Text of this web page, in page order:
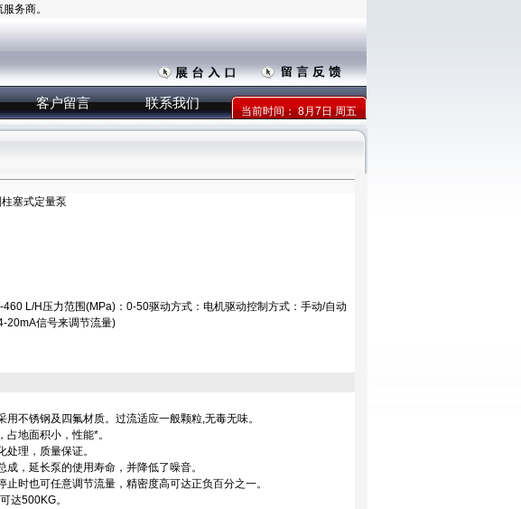
务商。
客户留言 联系我们
当前时间：8月7日 周五
塞式定量泵
460 L/H压力范围(MPa)：0-50驱动方式：电机驱动控制方式：手动/自动
20mA信号来调节流量)
用不锈钢及四氟材质。过流适应一般颗粒,无毒无味。
地面积小，性能*。
理，质量保证。
，延长泵的使用寿命，并降低了噪音。
时也可任意调节流量，精密度高可达正负百分之一。
达500KG。